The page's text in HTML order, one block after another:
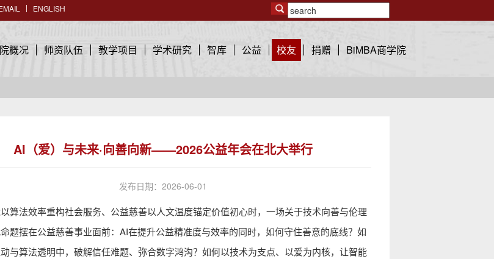
ENGLISH
概况 师资队伍 教学项目 学术研究 智库 公益 校友 捐赠 BiMBA商学院
AI（爱）与未来·向善向新——2026公益年会在北大举行
发布日期：2026-06-01
算法效率重构社会服务、公益慈善以人文温度锚定价值初心时，一场关于技术向善与伦理
题摆在公益慈善事业面前：AI在提升公益精准度与效率的同时，如何守住善意的底线？如
与算法透明中，破解信任难题、弥合数字鸿沟？如何以技术为支点、以爱为内核，让智能